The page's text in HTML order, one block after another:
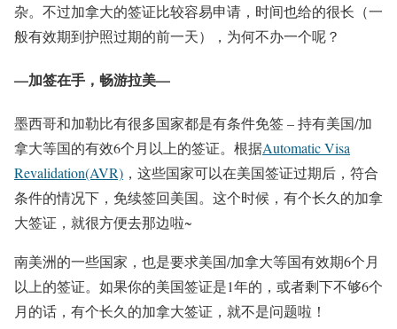
杂。不过加拿大的签证比较容易申请 ，时间也给的很长 （一
般有效期到护照过期的前一天），为何不办一个呢？
—加签在手，畅游拉美—
墨西哥和加勒比有很多国家都是有条件免签– 持有美国/加
拿大等国的有效6个月以上的签证。根据Automatic Visa
Revalidation(AVR) ，这些国家可以在美国签证过期后，符合
条件的情况下，免续签回美国。这个时候，有个长久的加拿
大签证，就很方便去那边啦~
南美洲的一些国家，也是要求美国/加拿大等国有效期6个月
以上的签证。如果你的美国签证是1年的，或者剩下不够6个
月的话，有个长久的加拿大签证，就不是问题啦！